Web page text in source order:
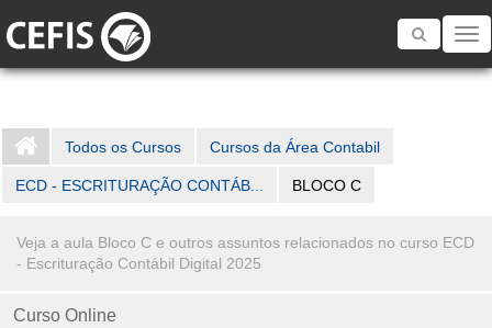
Toggle
Todos os Cursos Cursos da Área Contabil
ECD - ESCRITURAÇÃO CONTÁB... BLOCO C
Veja a aula Bloco C e outros assuntos relacionados no curso ECD
- Escrituração Contábil Digital 2025
Curso Online